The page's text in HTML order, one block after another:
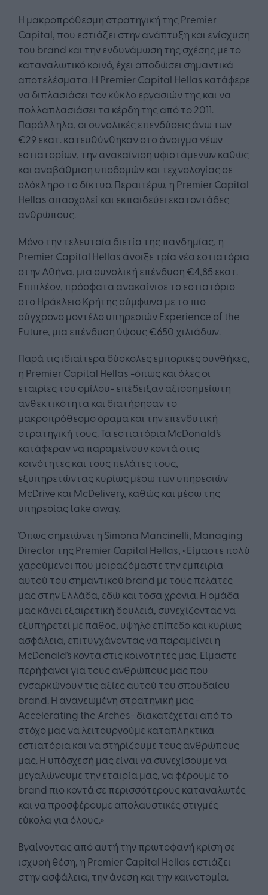
Η μακροπρόθεσμη στρατηγική της Premier
Capital, που εστιάζει στην ανάπτυξη και ενίσχυση
του brand και την ενδυνάμωση της σχέσης με το
καταναλωτικό κοινό, έχει αποδώσει σημαντικά
αποτελέσματα. Η Premier Capital Hellas κατάφερε
να διπλασιάσει τον κύκλο εργασιών της και να
πολλαπλασιάσει τα κέρδη της από το 2011.
Παράλληλα, οι συνολικές επενδύσεις άνω των
€29 εκατ. κατευθύνθηκαν στο άνοιγμα νέων
εστιατορίων, την ανακαίνιση υφιστάμενων καθώς
και αναβάθμιση υποδομών και τεχνολογίας σε
ολόκληρο το δίκτυο. Περαιτέρω, η Premier Capital
Hellas απασχολεί και εκπαιδεύει εκατοντάδες
ανθρώπους.
Μόνο την τελευταία διετία της πανδημίας, η
Premier Capital Hellas άνοιξε τρία νέα εστιατόρια
στην Αθήνα, μια συνολική επένδυση €4,85 εκατ.
Επιπλέον, πρόσφατα ανακαίνισε το εστιατόριο
στο Ηράκλειο Κρήτης σύμφωνα με το πιο
σύγχρονο μοντέλο υπηρεσιών Experience of the
Future, μια επένδυση ύψους €650 χιλιάδων.
Παρά τις ιδιαίτερα δύσκολες εμπορικές συνθήκες,
η Premier Capital Hellas -όπως και όλες οι
εταιρίες του ομίλου- επέδειξαν αξιοσημείωτη
ανθεκτικότητα και διατήρησαν το
μακροπρόθεσμο όραμα και την επενδυτική
στρατηγική τους. Τα εστιατόρια McDonald’s
κατάφεραν να παραμείνουν κοντά στις
κοινότητες και τους πελάτες τους,
εξυπηρετώντας κυρίως μέσω των υπηρεσιών
McDrive και McDelivery, καθώς και μέσω της
υπηρεσίας take away.
Όπως σημειώνει η Simona Mancinelli, Managing
Director της Premier Capital Hellas, «Είμαστε πολύ
χαρούμενοι που μοιραζόμαστε την εμπειρία
αυτού του σημαντικού brand με τους πελάτες
μας στην Ελλάδα, εδώ και τόσα χρόνια. Η ομάδα
μας κάνει εξαιρετική δουλειά, συνεχίζοντας να
εξυπηρετεί με πάθος, υψηλό επίπεδο και κυρίως
ασφάλεια, επιτυγχάνοντας να παραμείνει η
McDonald’s κοντά στις κοινότητές μας. Είμαστε
περήφανοι για τους ανθρώπους μας που
ενσαρκώνουν τις αξίες αυτού του σπουδαίου
brand. Η ανανεωμένη στρατηγική μας -
Accelerating the Arches- διακατέχεται από το
στόχο μας να λειτουργούμε καταπληκτικά
εστιατόρια και να στηρίζουμε τους ανθρώπους
μας. Η υπόσχεσή μας είναι να συνεχίσουμε να
μεγαλώνουμε την εταιρία μας, να φέρουμε το
brand πιο κοντά σε περισσότερους καταναλωτές
και να προσφέρουμε απολαυστικές στιγμές
εύκολα για όλους.»
Βγαίνοντας από αυτή την πρωτοφανή κρίση σε
ισχυρή θέση, η Premier Capital Hellas εστιάζει
στην ασφάλεια, την άνεση και την καινοτομία.